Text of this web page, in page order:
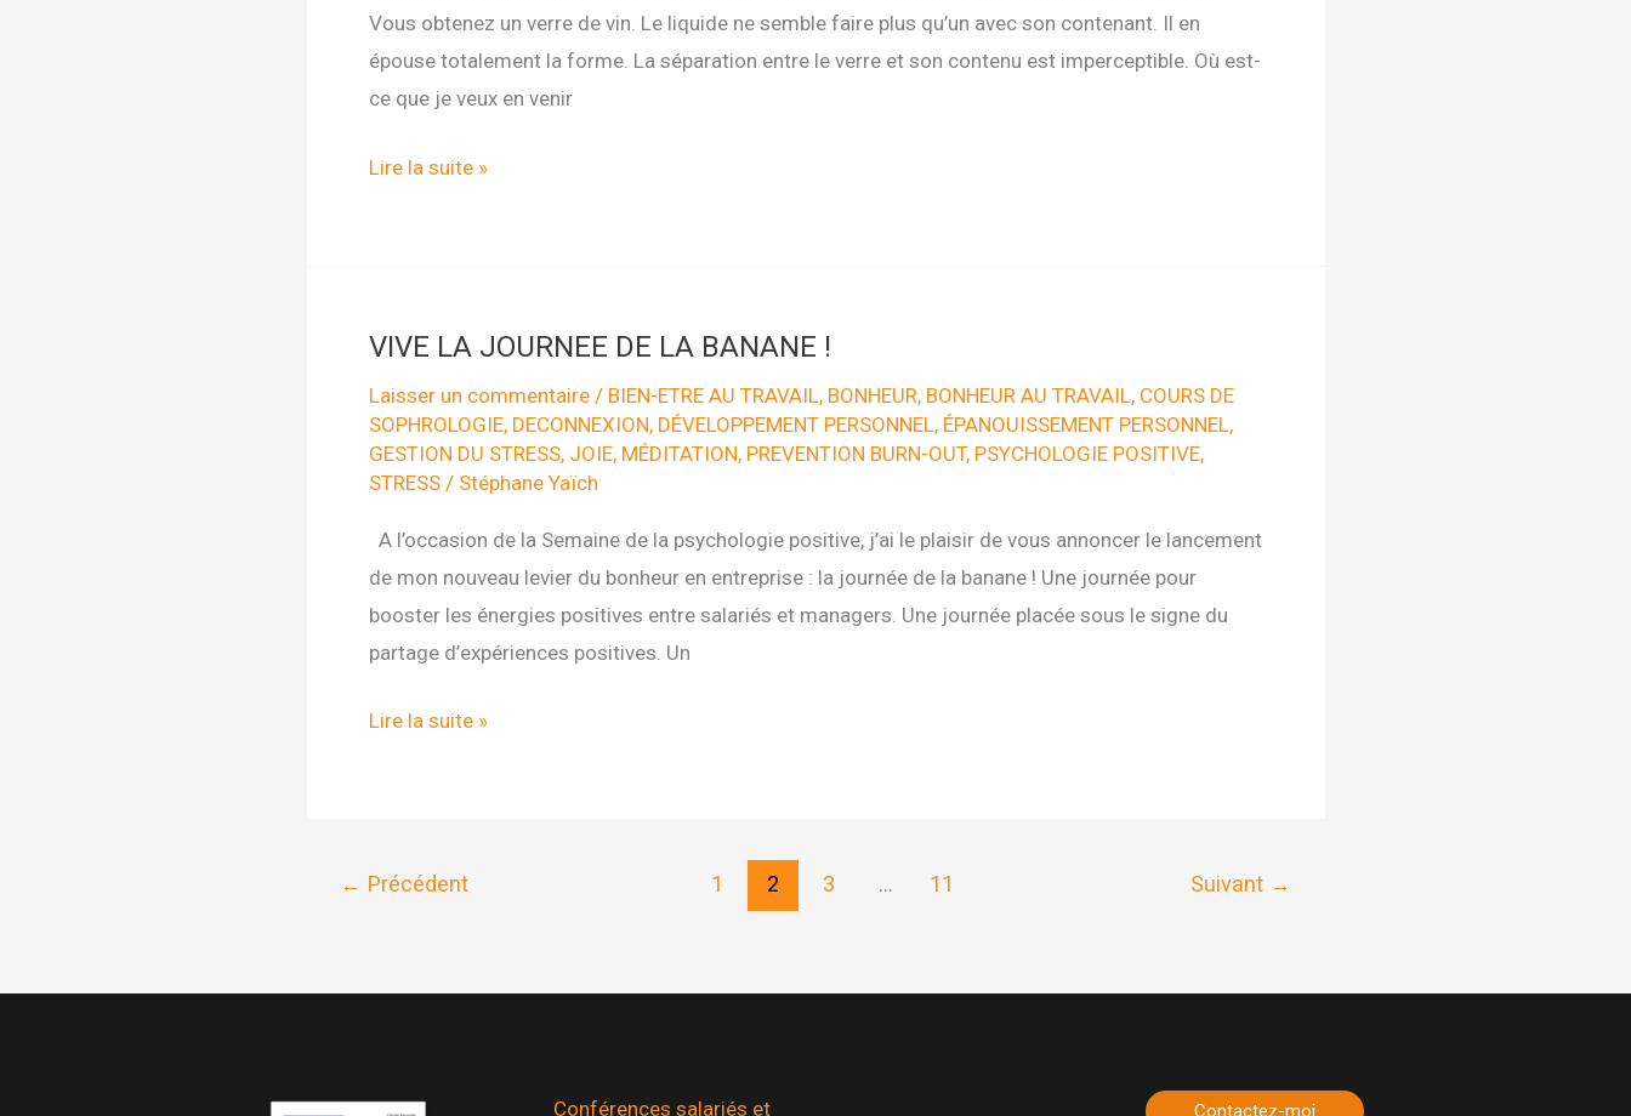
Vous obtenez un verre de vin. Le liquide ne semble faire plus qu’un avec son contenant. Il en
épouse totalement la forme. La séparation entre le verre et son contenu est imperceptible. Où est-
ce que je veux en venir
ALLÉGEZ
MÉTAPHORE
DU
VERRE
D’EAU
Lire la suite »
VIVE LA JOURNEE DE LA BANANE !
Laisser un commentaire / BIEN-ETRE AU TRAVAIL, BONHEUR, BONHEUR AU TRAVAIL, COURS DE
SOPHROLOGIE, DECONNEXION, DÉVELOPPEMENT PERSONNEL, ÉPANOUISSEMENT PERSONNEL,
GESTION DU STRESS, JOIE, MÉDITATION, PREVENTION BURN-OUT, PSYCHOLOGIE POSITIVE,
STRESS/ Stéphane Yaïch
A l’occasion de la Semaine de la psychologie positive, j’ai le plaisir de vous annoncer le lancement
de mon nouveau levier du bonheur en entreprise : la journée de la banane ! Une journée pour
booster les énergies positives entre salariés et managers. Une journée placée sous le signe du
partage d’expériences positives. Un
VIVE
LA
Lire la suite »
← Précédent 1 2 3 … 11 Suivant →
Conférences salariés et
Contactez-moi